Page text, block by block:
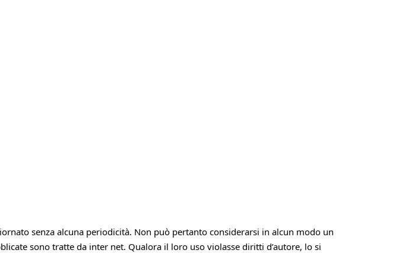
senza alcuna periodicità. Non può pertanto considerarsi in alcun modo un
sono tratte da inter net. Qualora il loro uso violasse diritti d’autore, lo si